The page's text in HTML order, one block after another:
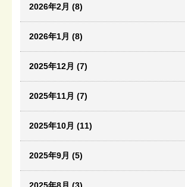
2026年2月 (8)
2026年1月 (8)
2025年12月 (7)
2025年11月 (7)
2025年10月 (11)
2025年9月 (5)